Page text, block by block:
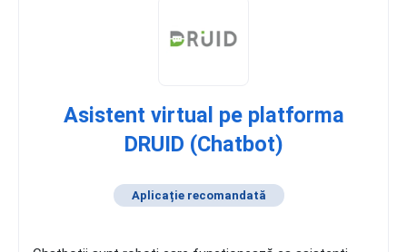
Asistent virtual pe platforma
DRUID (Chatbot)
Aplicație recomandată